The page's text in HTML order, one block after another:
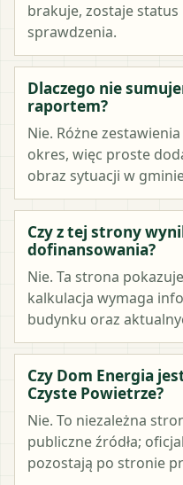
brakuje, zostaje
sprawdzenia.
Dlaczego nie
raportem?
Nie. Różne
okres, więc proste
obraz sytuacji w
Czy z tej strony
dofinansowania?
Nie. Ta strona
kalkulacja wymaga
budynku oraz
Czy Dom Energia
Czyste Powietrze?
Nie. To niezależna
publiczne źródła;
pozostają po stronie